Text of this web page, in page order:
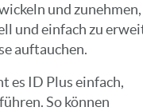
und zunehmen,
und einfach zu
auftauchen.
es ID Plus einfach,
So können